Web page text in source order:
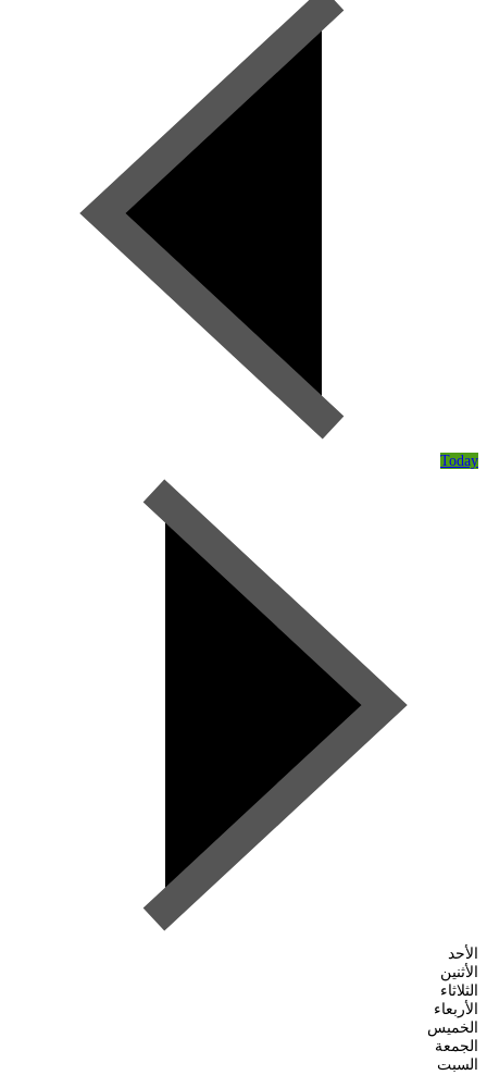
Today
الأحد
الأثنين
الثلاثاء
الأربعاء
الخميس
الجمعة
السبت